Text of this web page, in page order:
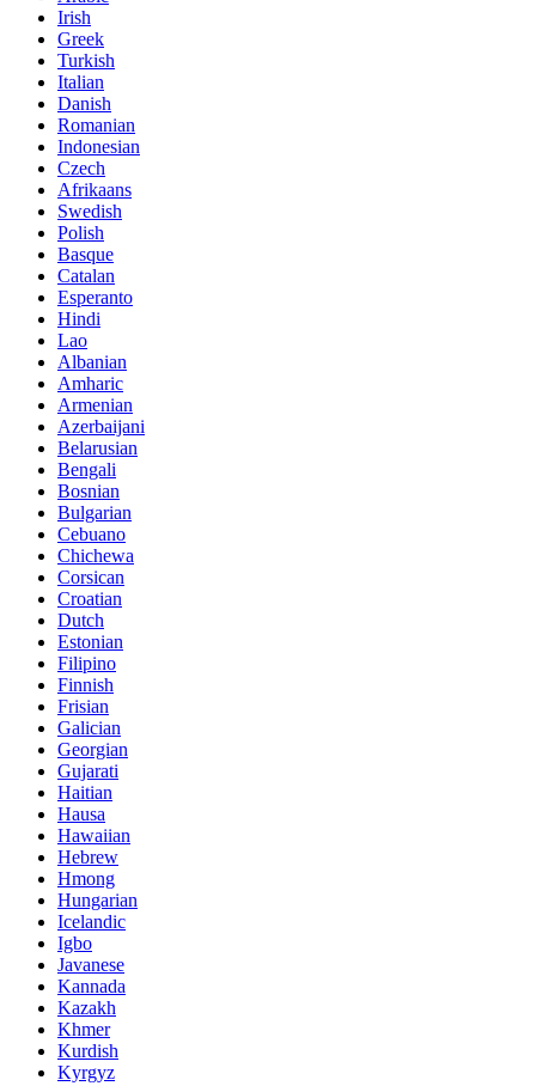
Irish
Greek
Turkish
Italian
Danish
Romanian
Indonesian
Czech
Afrikaans
Swedish
Polish
Basque
Catalan
Esperanto
Hindi
Lao
Albanian
Amharic
Armenian
Azerbaijani
Belarusian
Bengali
Bosnian
Bulgarian
Cebuano
Chichewa
Corsican
Croatian
Dutch
Estonian
Filipino
Finnish
Frisian
Galician
Georgian
Gujarati
Haitian
Hausa
Hawaiian
Hebrew
Hmong
Hungarian
Icelandic
Igbo
Javanese
Kannada
Kazakh
Khmer
Kurdish
Kyrgyz